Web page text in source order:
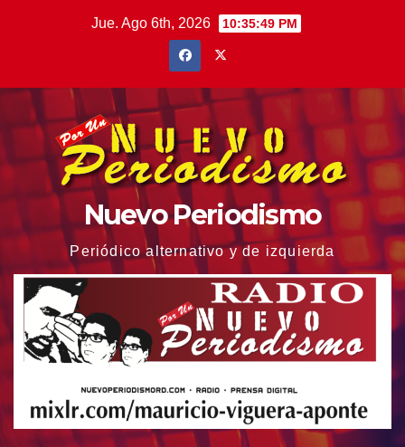
Jue. Ago 6th, 2026 10:35:50 PM
Nuevo Periodismo
Periódico alternativo y de izquierda